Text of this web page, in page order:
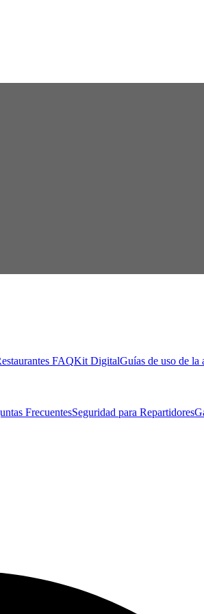
FAQKit DigitalGuías de uso de la
FrecuentesSeguridad para Repartidores